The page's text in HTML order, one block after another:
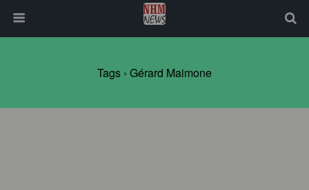
Tags › Gérard Maimone